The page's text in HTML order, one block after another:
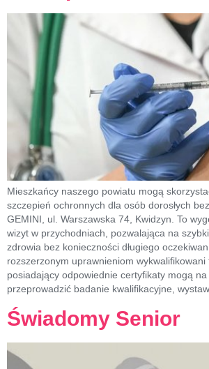
Mieszkańcy naszego powiatu mogą
szczepień ochronnych dla osób dorosłych
GEMINI, ul. Warszawska 74, Kwidzyn. To
wizyt w przychodniach, pozwalająca na
zdrowia bez konieczności długiego
rozszerzonym uprawnieniom wykwalifikowani
posiadający odpowiednie certyfikaty mogą na
przeprowadzić badanie kwalifikacyjne,
Świadomy Senior